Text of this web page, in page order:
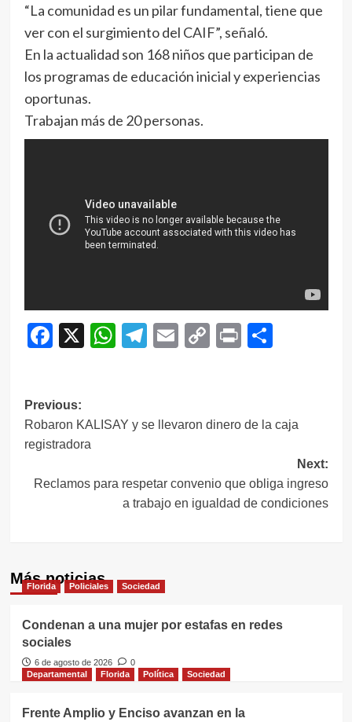
“La comunidad es un pilar fundamental, tiene que
ver con el surgimiento del CAIF”, señaló.
En la actualidad son 168 niños que participan de
los programas de educación inicial y experiencias
oportunas.
Trabajan más de 20 personas.
Facebook
X WhatsApp
Telegram
EmailCopy
Print
Navegación
de
entradas
Previous:
Robaron KALISAY y se llevaron dinero de la caja
registradora
Next:
Reclamos para respetar convenio que obliga ingreso
a trabajo en igualdad de condiciones
Más noticias
Florida Policiales Sociedad
Condenan a una mujer por estafas en redes
sociales
6 de agosto de 2026
0
Departamental
Florida Política Sociedad
Frente Amplio y Enciso avanzan en la